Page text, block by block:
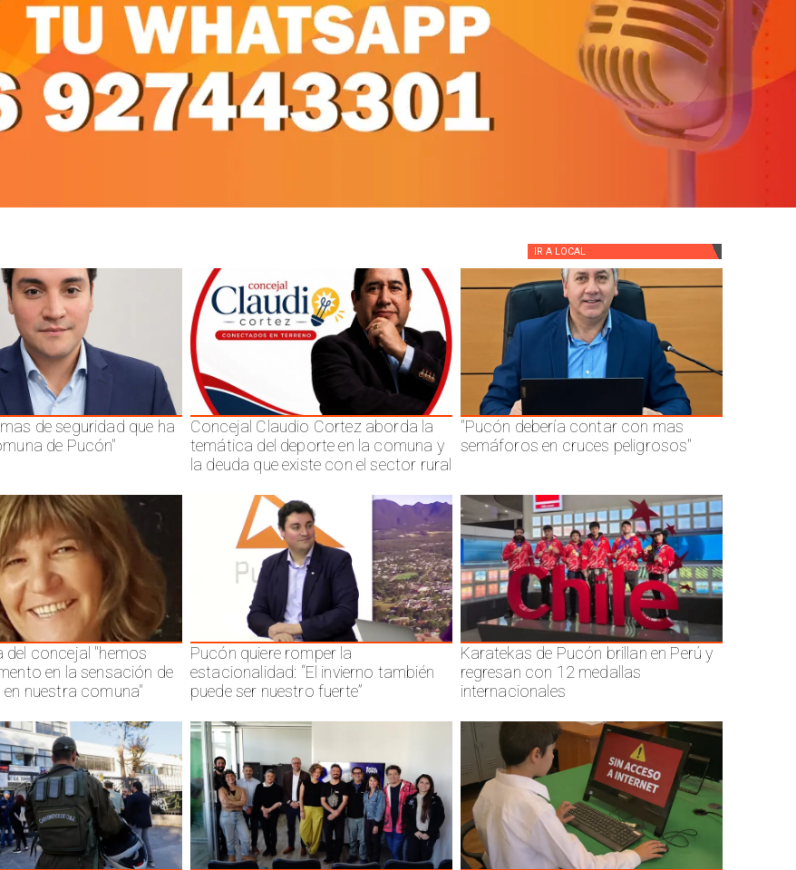
IR A LOCAL
de seguridad que ha
de Pucón"
Concejal Claudio Cortez aborda la
temática del deporte en la comuna y
la deuda que existe con el sector rural
"Pucón debería contar con mas
semáforos en cruces peligrosos"
del concejal "hemos
en la sensación de
en nuestra comuna"
Pucón quiere romper la
estacionalidad: “El invierno también
puede ser nuestro fuerte”
Karatekas de Pucón brillan en Perú y
regresan con 12 medallas
internacionales